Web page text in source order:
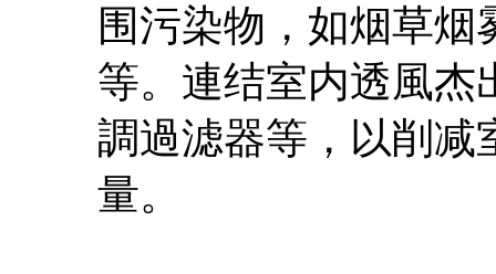
围污染物，如烟草
等。連结室内透風杰
調過滤器等，以削减
量。